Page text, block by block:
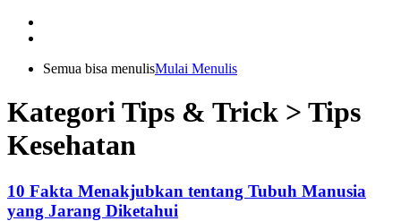
Semua bisa menulisMulai Menulis
Kategori Tips & Trick > Tips
Kesehatan
10 Fakta Menakjubkan tentang Tubuh Manusia
yang Jarang Diketahui